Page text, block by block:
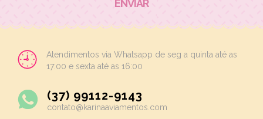
Atendimentos via Whatsapp de seg a quinta até as
17:00 e sexta até as 16:00
(37) 99112-9143
contato@karinaaviamentos.com